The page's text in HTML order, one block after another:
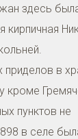
здесь
кирпичная
приделов в
кроме
пунктов не
в селе